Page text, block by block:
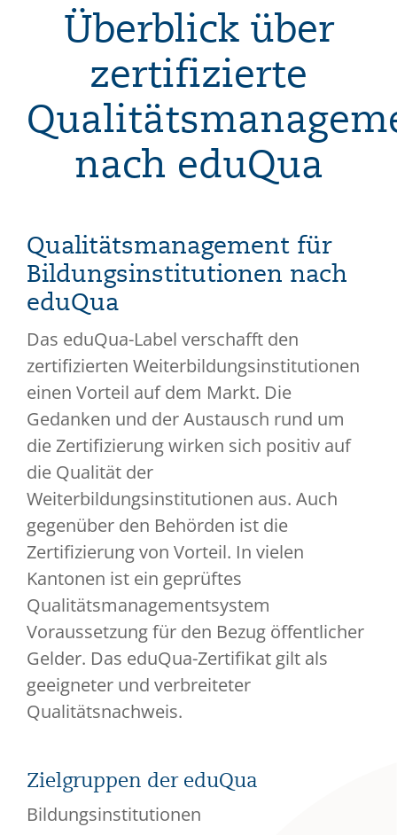
Überblick über
zertifizierte
nach eduQua
Qualitätsmanagement für
Bildungsinstitutionen nach
eduQua
Das eduQua-Label verschafft den
zertifizierten Weiterbildungsinstitutionen
einen Vorteil auf dem Markt. Die
Gedanken und der Austausch rund um
die Zertifizierung wirken sich positiv auf
die Qualität der
Weiterbildungsinstitutionen aus. Auch
gegenüber den Behörden ist die
Zertifizierung von Vorteil. In vielen
Kantonen ist ein geprüftes
Qualitätsmanagementsystem
Voraussetzung für den Bezug öffentlicher
Gelder. Das eduQua-Zertifikat gilt als
geeigneter und verbreiteter
Qualitätsnachweis.
Zielgruppen der eduQua
Bildungsinstitutionen